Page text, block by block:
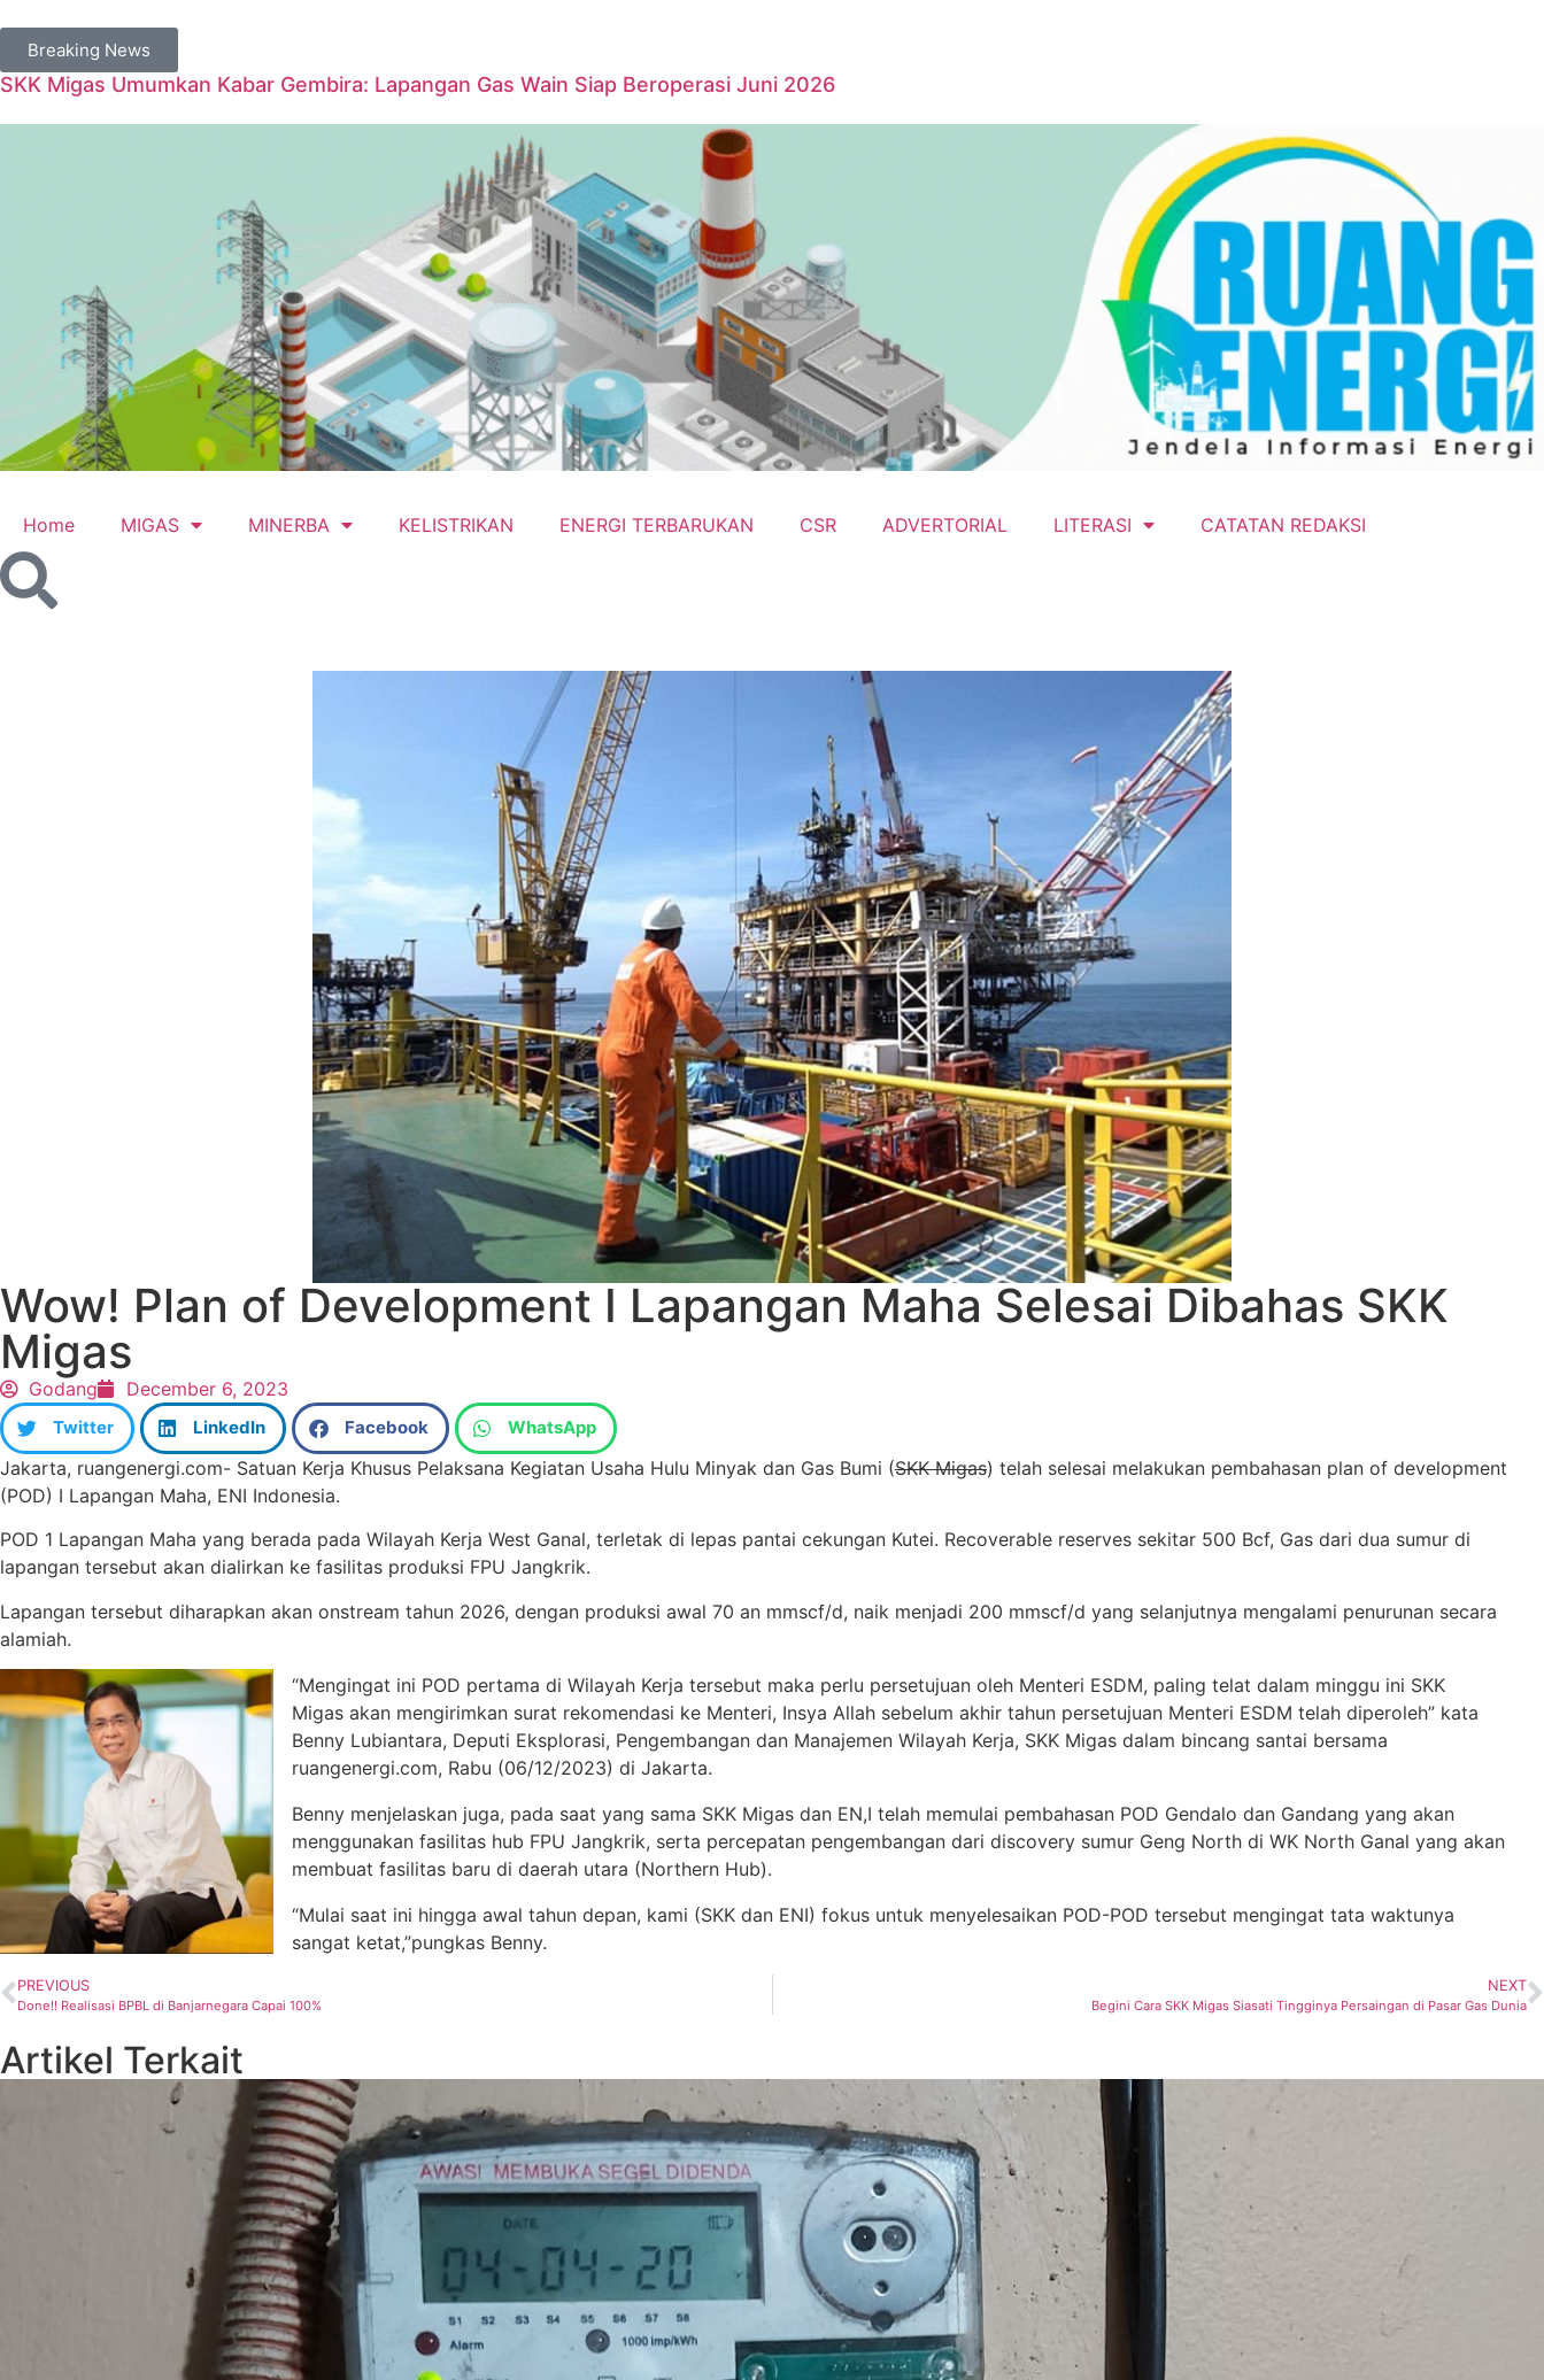
Breaking News
SKK Migas Umumkan Kabar Gembira: Lapangan Gas Wain Siap Beroperasi Juni 2026
Home MIGAS MINERBA KELISTRIKAN ENERGI TERBARUKAN CSR ADVERTORIAL LITERASI CATATAN REDAKSI
Wow! Plan of Development I Lapangan Maha Selesai Dibahas SKK
Migas
Godang December 6, 2023
Twitter LinkedIn Facebook WhatsApp
Jakarta, ruangenergi.com- Satuan Kerja Khusus Pelaksana Kegiatan Usaha Hulu Minyak dan Gas Bumi (SKK Migas) telah selesai melakukan pembahasan plan of development
(POD) I Lapangan Maha, ENI Indonesia.
POD 1 Lapangan Maha yang berada pada Wilayah Kerja West Ganal, terletak di lepas pantai cekungan Kutei. Recoverable reserves sekitar 500 Bcf, Gas dari dua sumur di
lapangan tersebut akan dialirkan ke fasilitas produksi FPU Jangkrik.
Lapangan tersebut diharapkan akan onstream tahun 2026, dengan produksi awal 70 an mmscf/d, naik menjadi 200 mmscf/d yang selanjutnya mengalami penurunan secara
alamiah.
“Mengingat ini POD pertama di Wilayah Kerja tersebut maka perlu persetujuan oleh Menteri ESDM, paling telat dalam minggu ini SKK
Migas akan mengirimkan surat rekomendasi ke Menteri, Insya Allah sebelum akhir tahun persetujuan Menteri ESDM telah diperoleh” kata
Benny Lubiantara, Deputi Eksplorasi, Pengembangan dan Manajemen Wilayah Kerja, SKK Migas dalam bincang santai bersama
ruangenergi.com, Rabu (06/12/2023) di Jakarta.
Benny menjelaskan juga, pada saat yang sama SKK Migas dan EN,I telah memulai pembahasan POD Gendalo dan Gandang yang akan
menggunakan fasilitas hub FPU Jangkrik, serta percepatan pengembangan dari discovery sumur Geng North di WK North Ganal yang akan
membuat fasilitas baru di daerah utara (Northern Hub).
“Mulai saat ini hingga awal tahun depan, kami (SKK dan ENI) fokus untuk menyelesaikan POD-POD tersebut mengingat tata waktunya
sangat ketat,”pungkas Benny.
PREVIOUS
Done!! Realisasi BPBL di Banjarnegara Capai 100%
NEXT
Begini Cara SKK Migas Siasati Tingginya Persaingan di Pasar Gas Dunia
Artikel Terkait